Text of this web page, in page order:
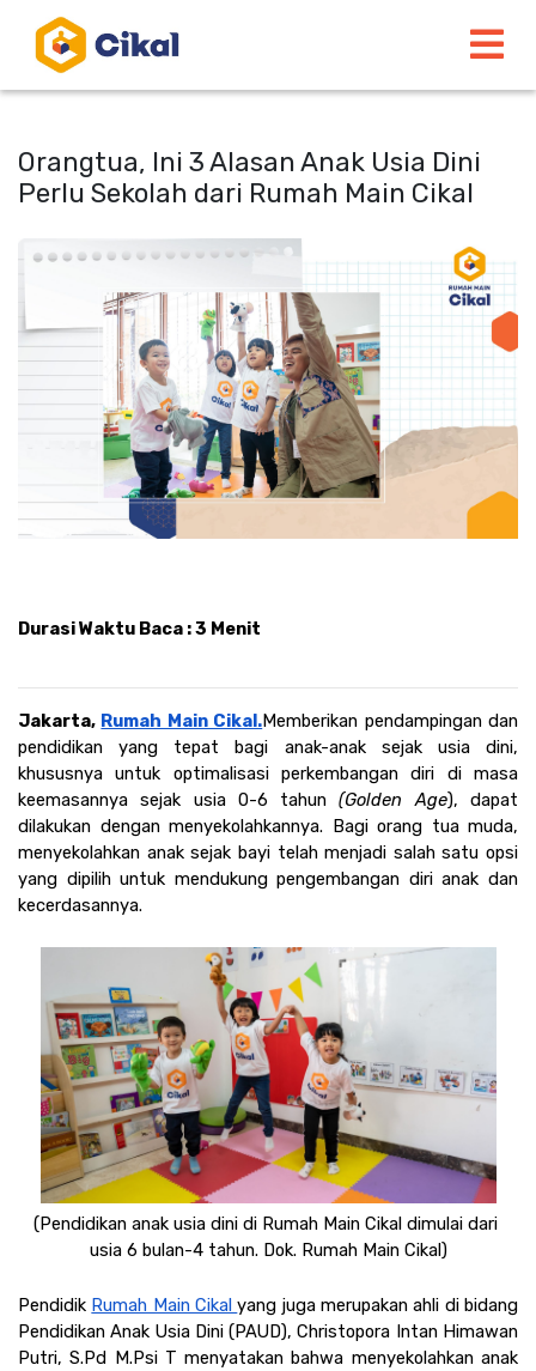
Orangtua, Ini 3 Alasan Anak Usia Dini
Perlu Sekolah dari Rumah Main Cikal
Durasi Waktu Baca : 3 Menit
Jakarta, Rumah Main Cikal.Memberikan pendampingan dan
pendidikan yang tepat bagi anak-anak sejak usia dini,
khususnya untuk optimalisasi perkembangan diri di masa
keemasannya sejak usia 0-6 tahun (Golden Age), dapat
dilakukan dengan menyekolahkannya. Bagi orang tua muda,
menyekolahkan anak sejak bayi telah menjadi salah satu opsi
yang dipilih untuk mendukung pengembangan diri anak dan
kecerdasannya.
(Pendidikan anak usia dini di Rumah Main Cikal dimulai dari
usia 6 bulan-4 tahun. Dok. Rumah Main Cikal)
Pendidik Rumah Main Cikal yang juga merupakan ahli di bidang
Pendidikan Anak Usia Dini (PAUD), Christopora Intan Himawan
Putri, S.Pd M.Psi T menyatakan bahwa menyekolahkan anak